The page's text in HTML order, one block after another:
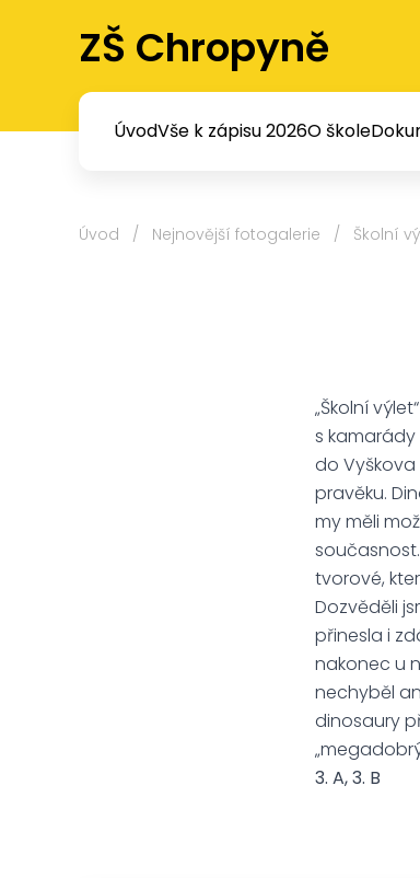
ZŠ Chropyně
ÚvodVše k zápisu 2026O škole
Úvod / Nejnovější fotogalerie / Školní
„Školní
s kamarády
do
pravěku.
my měli
tvorové,
Dozvěděli
přinesla i
nakonec u
nechyběl
dinosaury
3. A, 3. B